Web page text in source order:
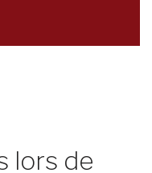
lors de